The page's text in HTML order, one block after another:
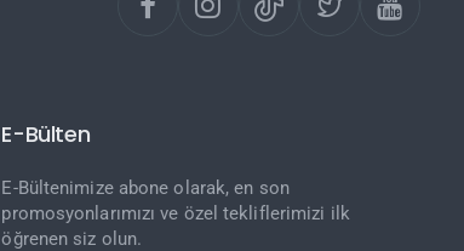
E-Bülten
E-Bültenimize abone olarak, en son
promosyonlarımızı ve özel tekliflerimizi ilk
öğrenen siz olun.